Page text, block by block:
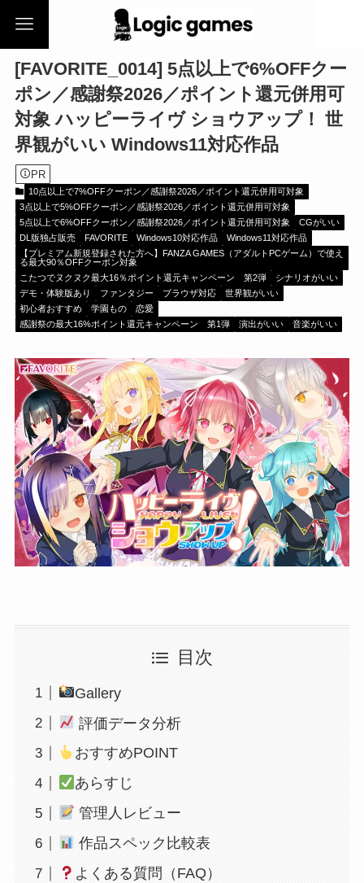
[FAVORITE_0014] 5点以上で6%OFFクー
ポン／感謝祭2026／ポイント還元併用可
対象 ハッピーライヴ ショウアップ！ 世
界観がいい Windows11対応作品
PR
10点以上で7%OFFクーポン／感謝祭2026／ポイント還元併用可対象
3点以上で5%OFFクーポン／感謝祭2026／ポイント還元併用可対象
5点以上で6%OFFクーポン／感謝祭2026／ポイント還元併用可対象
CGがいい
DL版独占販売
FAVORITE Windows10対応作品
Windows11対応作品
【プレミアム新規登録された方へ】FANZA GAMES（アダルトPCゲーム）で使え
る最大90％OFFクーポン対象
こたつでヌクヌク最大16％ポイント還元キャンペーン 第2弾
シナリオがいい
デモ・体験版あり
ファンタジー ブラウザ対応
世界観がいい
初心者おすすめ
学園もの
恋愛
感謝祭の最大16%ポイント還元キャンペーン 第1弾
演出がいい 音楽がいい
目次
Gallery
評価データ分析
おすすめPOINT
あらすじ
管理人レビュー
作品スペック比較表
よくある質問（FAQ）